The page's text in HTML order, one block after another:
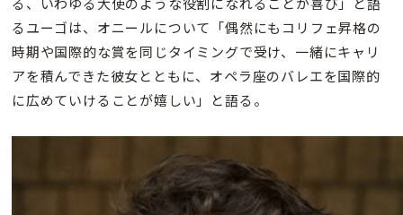
るユーゴは、オニールについて「偶然にもコリフェ昇格の
時期や国際的な賞を同じタイミングで受け、一緒にキャリ
アを積んできた彼女とともに、オペラ座のバレエを国際的
に広めていけることが嬉しい」と語る。